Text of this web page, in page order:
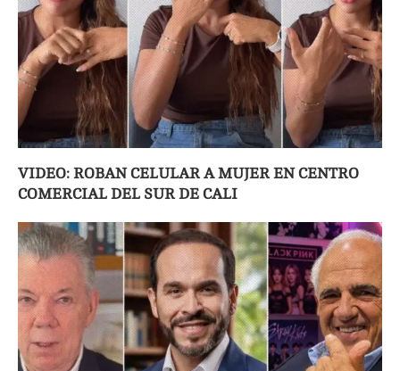
VIDEO: ROBAN CELULAR A MUJER EN CENTRO
COMERCIAL DEL SUR DE CALI